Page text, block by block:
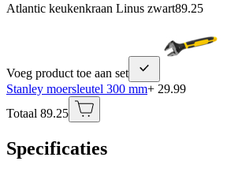
Atlantic keukenkraan Linus zwart89.25
Voeg product toe aan set
Stanley moersleutel 300 mm+ 29.99
Totaal 89.25
Specificaties